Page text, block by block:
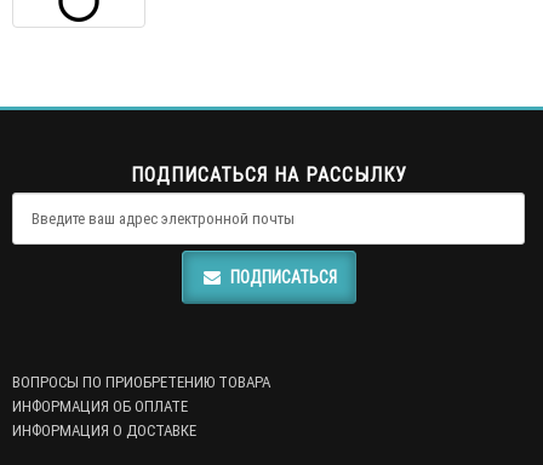
ПОДПИСАТЬСЯ НА РАССЫЛКУ
ПОДПИСАТЬСЯ
ВОПРОСЫ ПО ПРИОБРЕТЕНИЮ ТОВАРА
ИНФОРМАЦИЯ ОБ ОПЛАТЕ
ИНФОРМАЦИЯ О ДОСТАВКЕ